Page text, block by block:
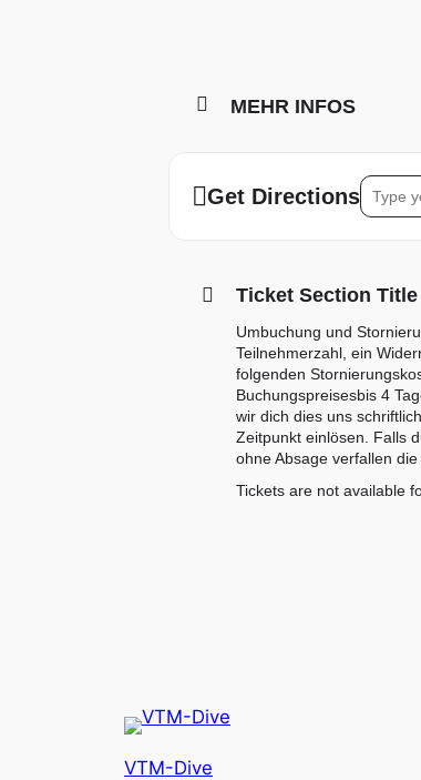
MEHR INFOS
Get DirectionsAddress
Ticket Section Title
Umbuchung und
Teilnehmerzahl, ein
folgenden
Buchungspreisesbis 4
wir dich dies uns
Zeitpunkt einlösen. Falls
ohne Absage verfallen
Tickets are not available
VTM-Dive